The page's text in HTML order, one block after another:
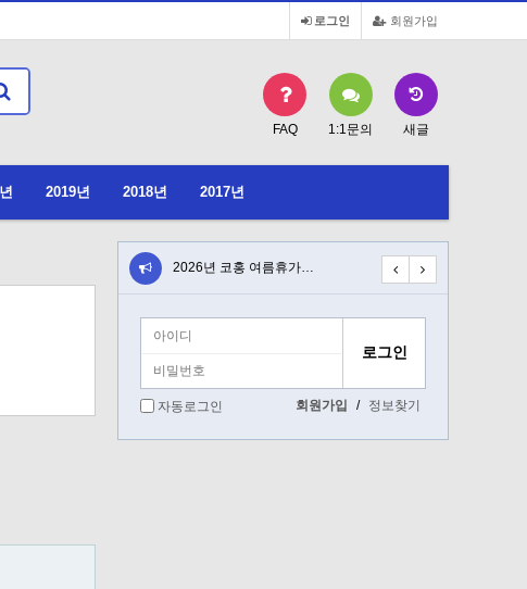
회원가입
로그인
FAQ 1:1문의 새글
2019년 2018년 2017년
2026년 코홍 여름휴가… 2026년 6월 19일 …
자동로그인 회원가입 / 정보찾기